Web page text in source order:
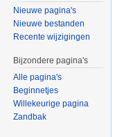
Nieuwe pagina's
Nieuwe bestanden
Recente wijzigingen
Bijzondere pagina's
Alle pagina's
Beginnetjes
Willekeurige pagina
Zandbak